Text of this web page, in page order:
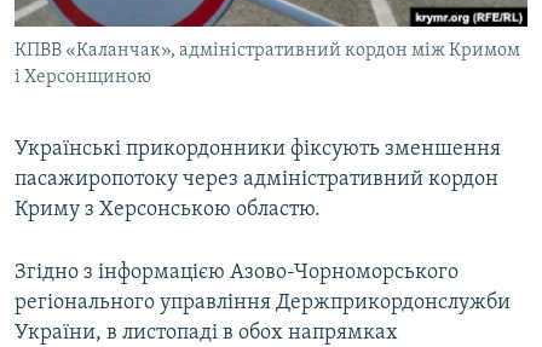
ІНФОГРАФІКА
ДОЛУЧАЙСЯ!
КПВВ «Каланчак», адміністративний кордон між Кримом
і Херсонщиною
Українські прикордонники фіксують зменшення
пасажиропотоку через адміністративний кордон
Криму з Херсонською областю.
Згідно з інформацією Азово-Чорноморського
регіонального управління Держприкордонслужби
України, в листопаді в обох напрямках